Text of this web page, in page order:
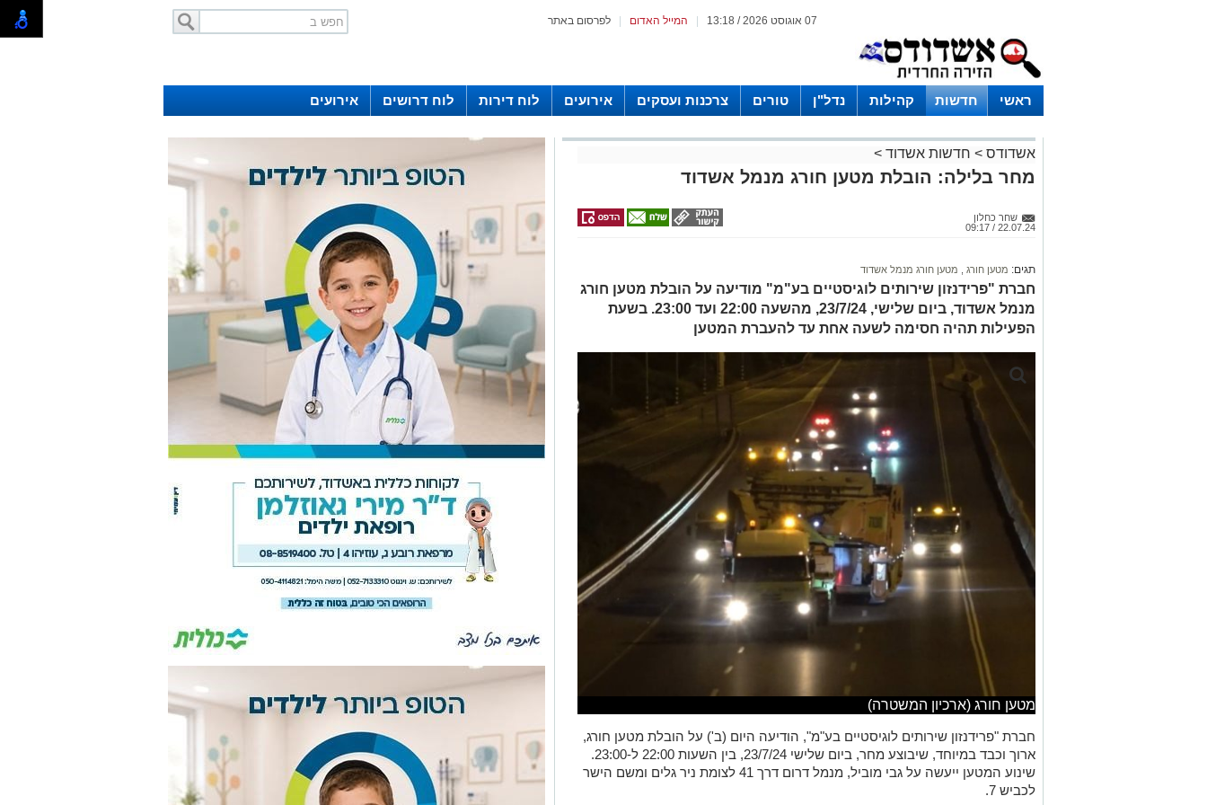
לפרסום באתר המייל האדום 07 אוגוסט 2026 / 13:18
ראשי חדשות קהילות נדל"ן טורים צרכנות ועסקים אירועים לוח דירות לוח דרושים אירועים
אשדודס > חדשות אשדוד >
מחר בלילה: הובלת מטען חורג מנמל אשדוד
שחר כחלון
22.07.24 / 09:17
תגים: מטען חורג מטען חורג מנמל אשדוד
חברת "פרידנזון שירותים לוגיסטיים בע"מ" מודיעה על הובלת מטען חורג
מנמל אשדוד, ביום שלישי, 23/7/24, מהשעה 22:00 ועד 23:00. בשעת
הפעילות תהיה חסימה לשעה אחת עד להעברת המטען
מטען חורג (ארכיון המשטרה)
חברת "פרידנזון שירותים לוגיסטיים בע"מ", הודיעה היום (ב') על הובלת מטען חורג,
ארוך וכבד במיוחד, שיבוצע מחר, ביום שלישי 23/7/24, בין השעות 22:00 ל-23:00.
שינוע המטען ייעשה על גבי מוביל, מנמל דרום דרך 41 לצומת ניר גלים ומשם הישר
לכביש 7.